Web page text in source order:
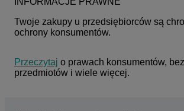
Twoje zakupy u przedsiębiorców są
ochrony konsumentów.
Przeczytaj o prawach konsumentów,
przedmiotów i wiele więcej.